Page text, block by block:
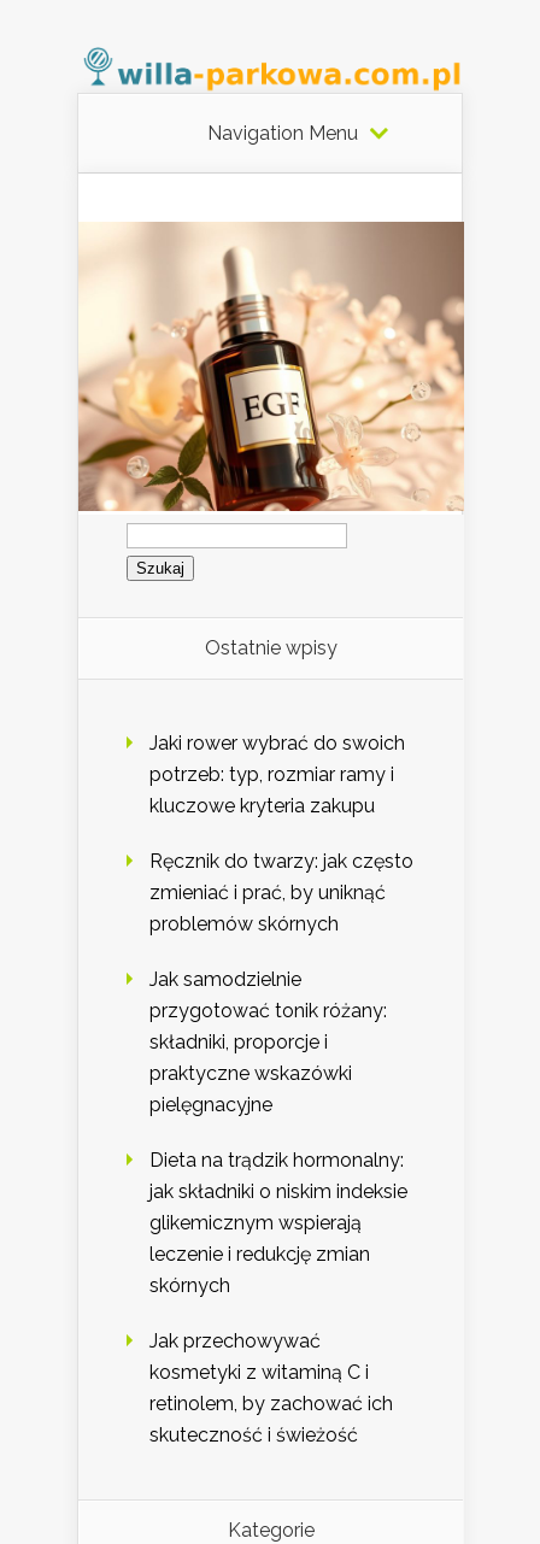
Navigation Menu
Szukaj:
Ostatnie wpisy
Jaki rower wybrać do swoich
potrzeb: typ, rozmiar ramy i
kluczowe kryteria zakupu
Ręcznik do twarzy: jak często
zmieniać i prać, by uniknąć
problemów skórnych
Jak samodzielnie
przygotować tonik różany:
składniki, proporcje i
praktyczne wskazówki
pielęgnacyjne
Dieta na trądzik hormonalny:
jak składniki o niskim indeksie
glikemicznym wspierają
leczenie i redukcję zmian
skórnych
Jak przechowywać
kosmetyki z witaminą C i
retinolem, by zachować ich
skuteczność i świeżość
Kategorie